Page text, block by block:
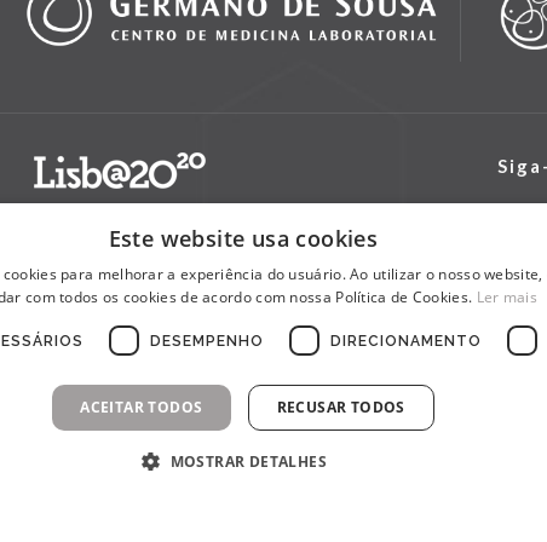
Este website usa cookies
cookies para melhorar a experiência do usuário. Ao utilizar o nosso website,
com todos os cookies de acordo com nossa Política de Cookies. Ler mais
DESEMPENHO DIRECIONAMENTO
ACEITAR TODOS RECUSAR TODOS
MOSTRAR DETALHES